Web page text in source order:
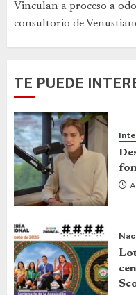
Vinculan a proceso a
consultorio de
TE PUEDE